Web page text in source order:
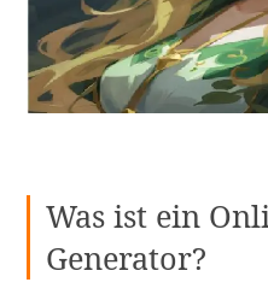
Was ist ein
Generator?